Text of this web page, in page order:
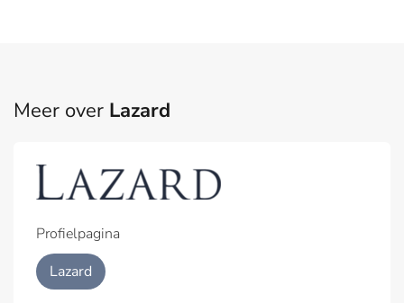
Meer over Lazard
Profielpagina
Lazard